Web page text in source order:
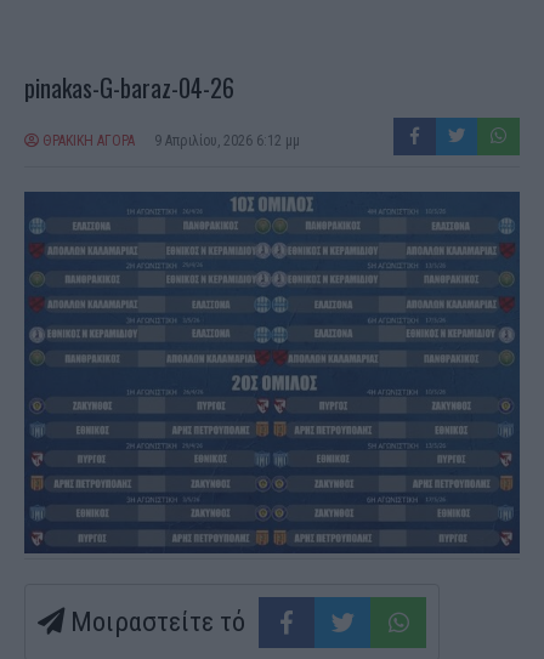
pinakas-G-baraz-04-26
ΘΡΑΚΙΚΗ ΑΓΟΡΑ 9 Απριλίου, 2026 6:12 μμ
Μοιραστείτε τό